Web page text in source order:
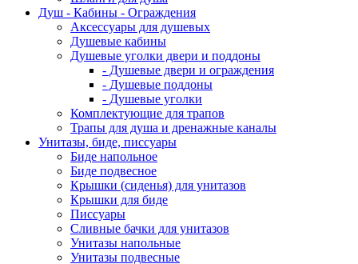
Душ - Кабины - Ограждения
Аксессуары для душевых
Душевые кабины
Душевые уголки двери и поддоны
- Душевые двери и ограждения
- Душевые поддоны
- Душевые уголки
Комплектующие для трапов
Трапы для душа и дренажные каналы
Унитазы, биде, писсуары
Биде напольное
Биде подвесное
Крышки (сиденья) для унитазов
Крышки для биде
Писсуары
Сливные бачки для унитазов
Унитазы напольные
Унитазы подвесные